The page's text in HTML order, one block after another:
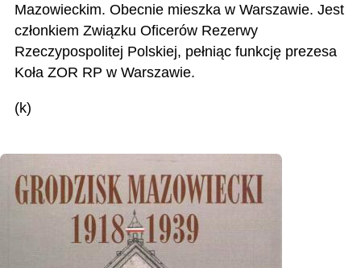
Mazowieckim. Obecnie mieszka w Warszawie. Jest
członkiem Związku Oficerów Rezerwy
Rzeczypospolitej Polskiej, pełniąc funkcję prezesa
Koła ZOR RP w Warszawie.
(k)